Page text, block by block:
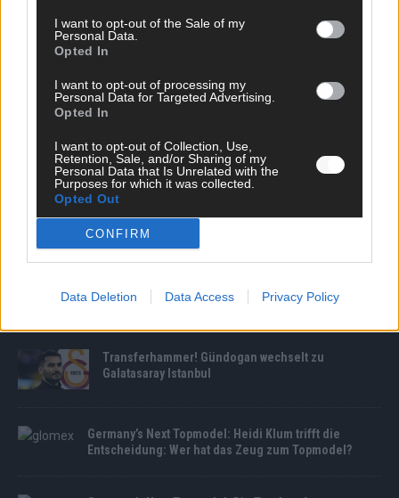
I want to opt-out of the Sale of my
Personal Data.
Opted In
I want to opt-out of processing my
Personal Data for Targeted Advertising.
Opted In
I want to opt-out of Collection, Use,
Retention, Sale, and/or Sharing of my
Personal Data that Is Unrelated with the
Purposes for which it was collected.
Opted Out
CONFIRM
Data Deletion Data Access Privacy Policy
MEDIATHEK
Germany’s Next Topmodel: Dicke Luft kurz vor Show-
Beginn: Kandidatin ruiniert Mares Kleid
Transferhammer! Gündogan wechselt zu
Galatasaray Istanbul
Germany’s Next Topmodel: Heidi Klum trifft die
Entscheidung: Wer hat das Zeug zum Topmodel?